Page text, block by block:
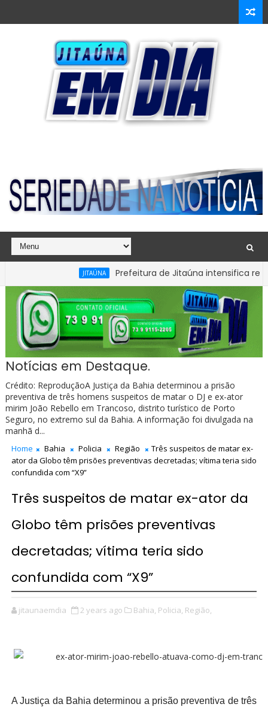
Prefeitura de Jitaúna intensifica
Notícias em Destaque.
Crédito: ReproduçãoA Justiça da Bahia determinou a prisão
preventiva de três homens suspeitos de matar o DJ e ex-ator
mirim João Rebello em Trancoso, distrito turístico de Porto
Seguro, no extremo sul da Bahia. A informação foi divulgada na
manhã d...
Home Bahia Policia Região
Três suspeitos de matar ex-
ator da Globo têm prisões preventivas decretadas; vítima teria sido
confundida com “X9”
Três suspeitos de matar ex-ator da
Globo têm prisões preventivas
decretadas; vítima teria sido
confundida com “X9”
jitaunaemdia 2 years ago Bahia, Policia, Região,
A Justiça da Bahia determinou a prisão preventiva de três